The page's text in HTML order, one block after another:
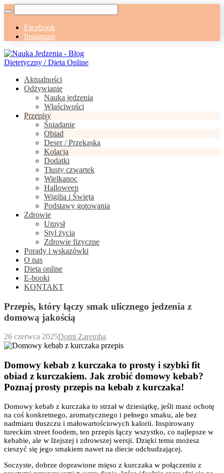
Facebook
Instagram
Aktualności
Odżywianie
Nauka jedzenia
Właściwości
Przepisy
Śniadanie
Obiad
Deser / Przekąska
Kolacja
Dodatki
Tłusty czwartek
Wielkanoc
Halloween
Wigilia i Święta
Podstawy gotowania
Zdrowie
Umysł
Styl życia
Zdrowie fizyczne
Porady i wskazówki
O nas
Dieta online
E-booki
KONTAKT
Przepis, który łączy smak ulicznego jedzenia z
domową jakością
26 czerwca 2025Domi Zaremba
Domowy kebab z kurczaka to prosty i szybki fit
obiad z kurczakiem. Jak zrobić domowy kebab?
Poznaj prosty przepis na kebab z kurczaka!
Domowy kebab z kurczaka to strzał w dziesiątkę, jeśli masz ochotę
na coś konkretnego, aromatycznego i pełnego smaku, ale bez
nadmiaru tłuszczu i małowartościowych kalorii. Inspirowany
tureckim street foodem, ten przepis łączy wszystko, co najlepsze w
kebabie, ale w lżejszej i zdrowszej wersji. Dzięki temu możesz
cieszyć się jego smakiem nawet na diecie odchudzającej.
Soczyste, dobrze doprawione mięso z kurczaka w połączeniu z